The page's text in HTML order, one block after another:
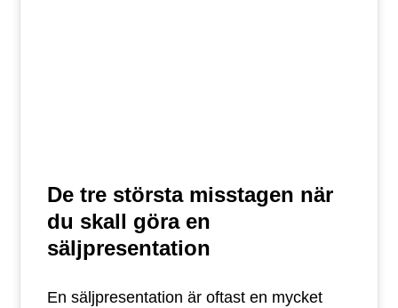
De tre största misstagen när
du skall göra en
säljpresentation
En säljpresentation är oftast en mycket